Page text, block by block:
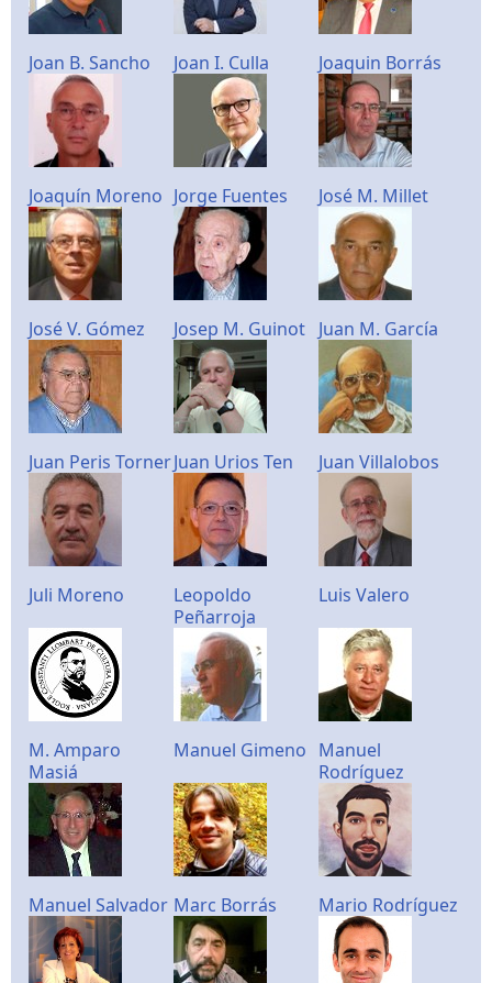
Joan B. Sancho Joan I. Culla Joaquin Borrás
Joaquín Moreno Jorge Fuentes José M. Millet
José V. Gómez Josep M. Guinot Juan M. García
Juan Peris TornerJuan Urios Ten Juan Villalobos
Juli Moreno
Leopoldo
Peñarroja
Luis Valero
M. Amparo
Masiá
Manuel Gimeno Manuel
Rodríguez
Manuel Salvador Marc Borrás Mario Rodríguez